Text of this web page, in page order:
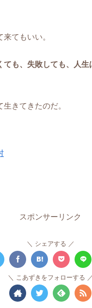
てもいい。
ても、失敗しても、人生
きてきたのだ。
スポンサーリンク
シェアする
こあずきをフォローする